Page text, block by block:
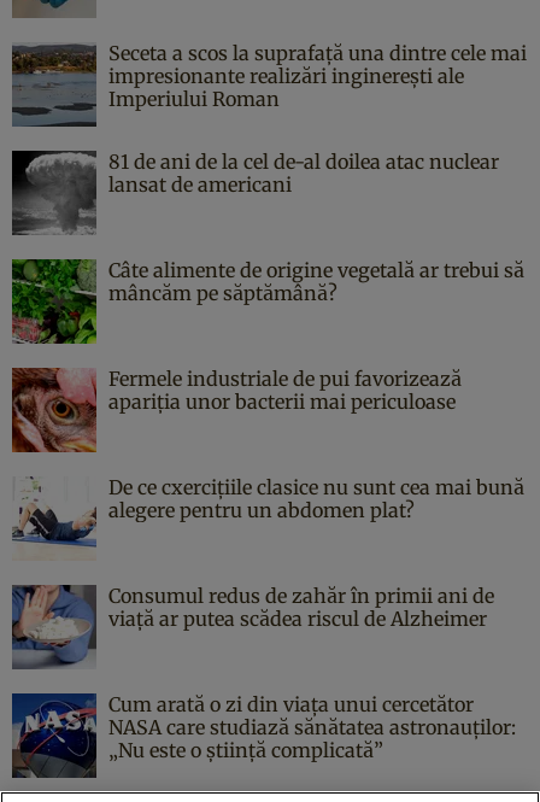
Seceta a scos la suprafață una dintre cele mai
impresionante realizări inginerești ale
Imperiului Roman
81 de ani de la cel de-al doilea atac nuclear
lansat de americani
Câte alimente de origine vegetală ar trebui să
mâncăm pe săptămână?
Fermele industriale de pui favorizează
apariția unor bacterii mai periculoase
De ce cxercițiile clasice nu sunt cea mai bună
alegere pentru un abdomen plat?
Consumul redus de zahăr în primii ani de
viață ar putea scădea riscul de Alzheimer
Cum arată o zi din viața unui cercetător
NASA care studiază sănătatea astronauților:
„Nu este o știință complicată”